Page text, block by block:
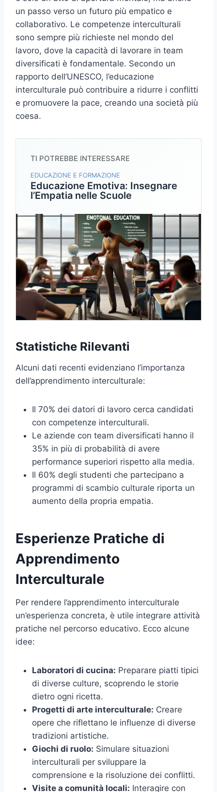
un passo verso un futuro più empatico e
collaborativo. Le competenze interculturali
sono sempre più richieste nel mondo del
lavoro, dove la capacità di lavorare in team
diversificati è fondamentale. Secondo un
rapporto dell’UNESCO, l’educazione
interculturale può contribuire a ridurre i conflitti
e promuovere la pace, creando una società più
coesa.
TI POTREBBE INTERESSARE
EDUCAZIONE E FORMAZIONE
Educazione Emotiva: Insegnare
l’Empatia nelle Scuole
Statistiche Rilevanti
Alcuni dati recenti evidenziano l’importanza
dell’apprendimento interculturale:
Il 70% dei datori di lavoro cerca candidati
con competenze interculturali.
Le aziende con team diversificati hanno il
35% in più di probabilità di avere
performance superiori rispetto alla media.
Il 60% degli studenti che partecipano a
programmi di scambio culturale riporta un
aumento della propria empatia.
Esperienze Pratiche di
Apprendimento
Interculturale
Per rendere l’apprendimento interculturale
un’esperienza concreta, è utile integrare attività
pratiche nel percorso educativo. Ecco alcune
idee:
Laboratori di cucina: Preparare piatti tipici
di diverse culture, scoprendo le storie
dietro ogni ricetta.
Progetti di arte interculturale: Creare
opere che riflettano le influenze di diverse
tradizioni artistiche.
Giochi di ruolo: Simulare situazioni
interculturali per sviluppare la
comprensione e la risoluzione dei conflitti.
Visite a comunità locali: Interagire con